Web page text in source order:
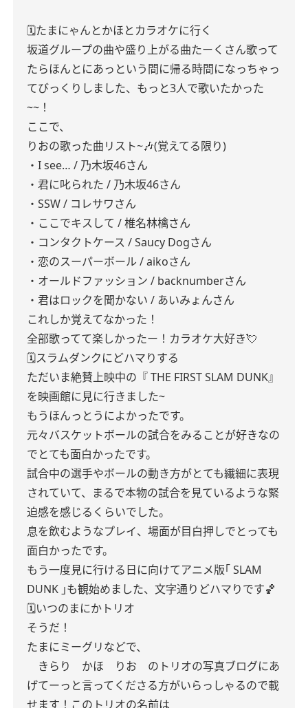
🗓たまにゃんとかほとカラオケに行く
坂道グループの曲や盛り上がる曲たーくさん歌って
たらほんとにあっという間に帰る時間になっちゃっ
てびっくりしました、もっと3人で歌いたかった
~~！
ここで、
りおの歌った曲リスト~🎶(覚えてる限り)
・I see… / 乃木坂46さん
・君に叱られた / 乃木坂46さん
・SSW / コレサワさん
・ここでキスして / 椎名林檎さん
・コンタクトケース / Saucy Dogさん
・恋のスーパーボール / aikoさん
・オールドファッション / backnumberさん
・君はロックを聞かない / あいみょんさん
これしか覚えてなかった！
全部歌ってて楽しかったー！カラオケ大好き💘
🗓スラムダンクにどハマりする
ただいま絶賛上映中の『 THE FIRST SLAM DUNK』
を映画館に見に行きました~
もうほんっとうによかったです。
元々バスケットボールの試合をみることが好きなの
でとても面白かったです。
試合中の選手やボールの動き方がとても繊細に表現
されていて、まるで本物の試合を見ているような緊
迫感を感じるくらいでした。
息を飲むようなプレイ、場面が目白押しでとっても
面白かったです。
もう一度見に行ける日に向けてアニメ版｢ SLAM
DUNK ｣も観始めました、文字通りどハマりです🏀
🗓いつのまにかトリオ
そうだ！
たまにミーグリなどで、
きらり かほ りお のトリオの写真ブログにあ
げてーっと言ってくださる方がいらっしゃるので載
せます！このトリオの名前は